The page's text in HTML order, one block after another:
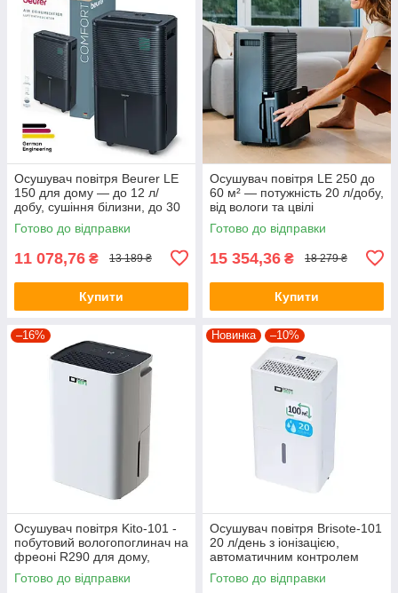
Осушувач повітря Beurer LE
150 для дому — до 12 л/
добу, сушіння білизни, до 30
м2
Готово до відправки
11 078,76 ₴ 13 189 ₴
Купити
Осушувач повітря LE 250 до
60 м² — потужність 20 л/добу,
від вологи та цвілі
Готово до відправки
15 354,36 ₴ 18 279 ₴
Купити
–16%
Осушувач повітря Kito-101 -
побутовий вологопоглинач на
фреоні R290 для дому,
квартира до 50 м²,
продуктивність 6 л
Готово до відправки
Новинка –10%
Осушувач повітря Brisote-101
20 л/день з іонізацією,
автоматичним контролем
вологості та баком 6 л
Готово до відправки